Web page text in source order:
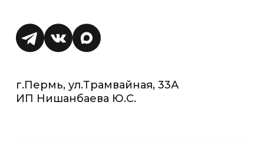
г.Пермь, ул.Трамвайная, 33А
ИП Нишанбаева Ю.С.